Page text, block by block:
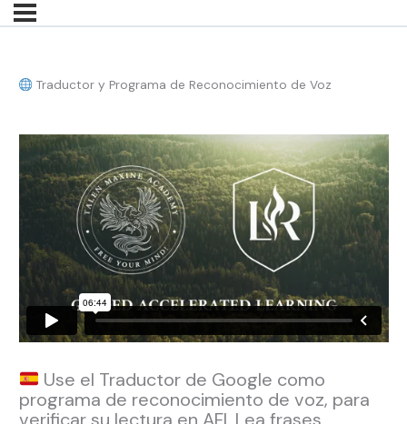
Traductor y Programa de Reconocimiento de Voz
Use el Traductor de Google como
programa de reconocimiento de voz, para